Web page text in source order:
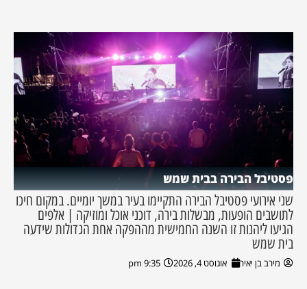
פסטיבל הבירה בבית שמש
שני אירועי פסטיבל הבירה התקיימו בעיר במשך יומיים. במקום חיכו
לתושבים הופעות, מבשלות בירה, דוכני אוכל ומוזיקה | אלפים
הגיעו ליהנות זו השנה החמישית מההפקה אחת הגדולות שידעה
בית שמש
מירב בן יאיר אוגוסט 4, 2026 9:35 pm